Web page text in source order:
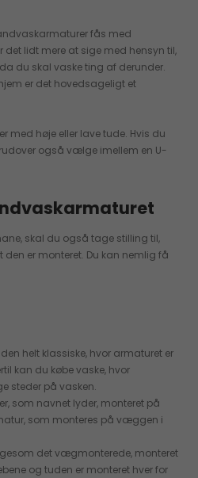
fås med
det lidt mere at sige med hensyn til,
du skal vaske ting af derunder.
er det hovedsageligt et
med høje eller lave tude. Hvis du
også vælge imellem en U-
skal du også tage stilling til,
er monteret. Du kan nemlig få
helt klassiske, hvor armaturet er
kan du købe vaske, hvor
steder på vasken.
som navnet lyder, monteret på
som monteres på væggen i
det vægmonterede, monteret
og tuden er monteret hver for